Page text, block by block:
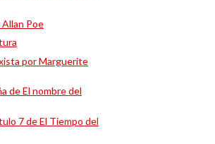
Poe
por Marguerite
de El nombre del
7 de El Tiempo del